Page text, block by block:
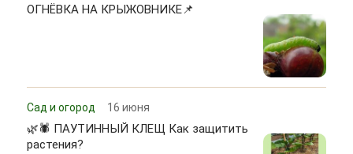
ОГНЁВКА НА КРЫЖОВНИКЕ📌
Сад и огород 16 июня
🌿🕷 ПАУТИННЫЙ КЛЕЩ Как защитить
растения?